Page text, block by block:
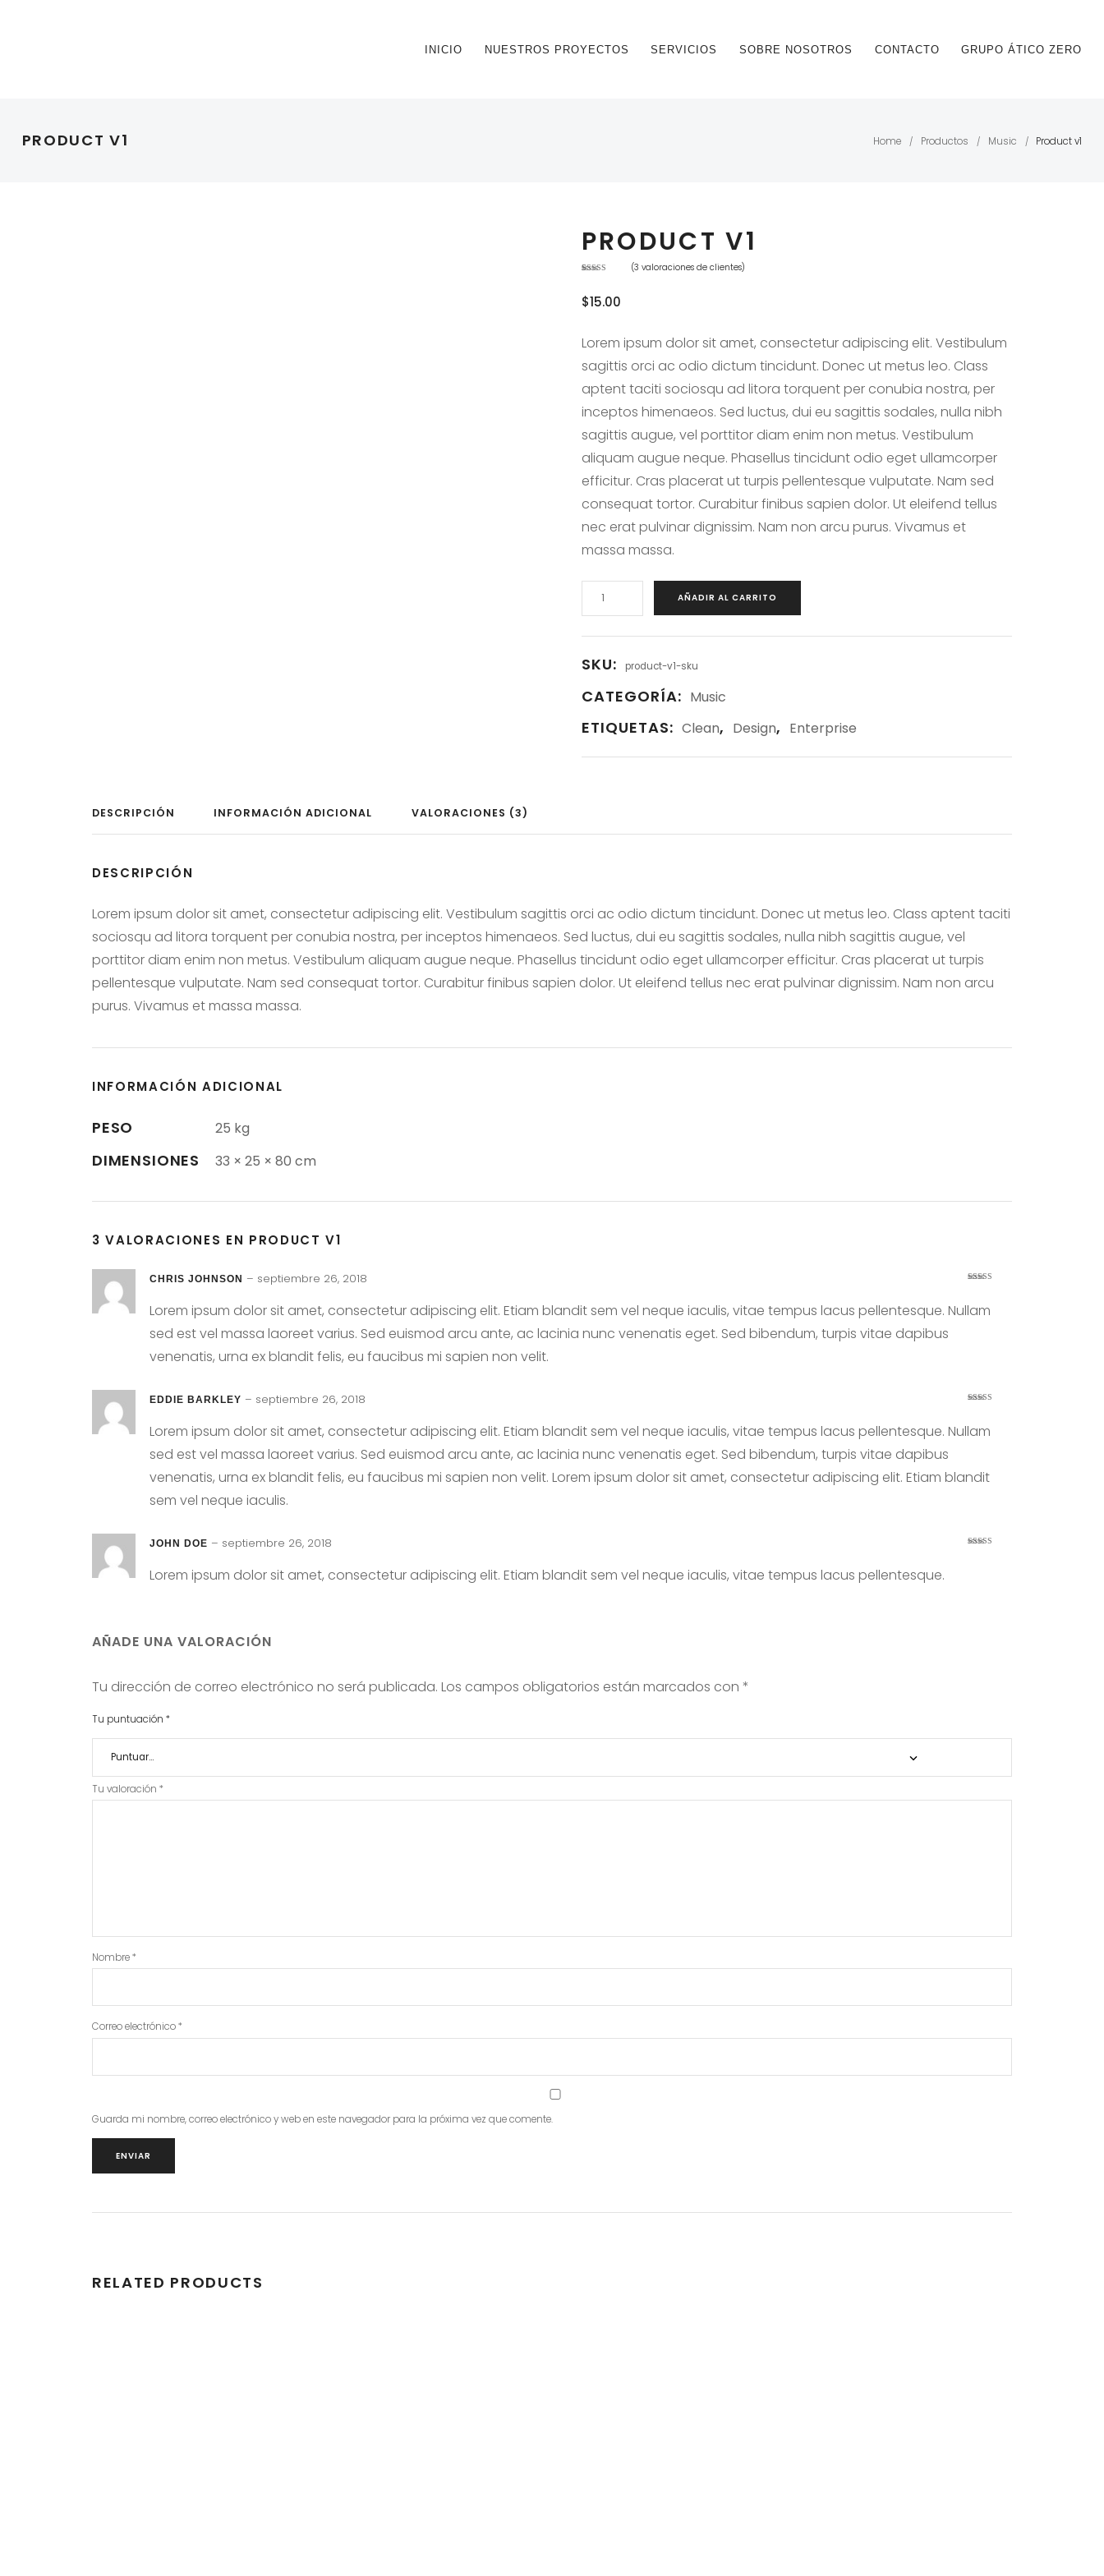
INICIO NUESTROS PROYECTOS SERVICIOS SOBRE NOSOTROS CONTACTO GRUPO ÁTICO ZERO
PRODUCT V1 Home / Productos / Music / Product v1
PRODUCT V1
de 5 en
base a
(3 valoraciones de clientes)
$15.00
Lorem ipsum dolor sit amet, consectetur adipiscing elit. Vestibulum
sagittis orci ac odio dictum tincidunt. Donec ut metus leo. Class
aptent taciti sociosqu ad litora torquent per conubia nostra, per
inceptos himenaeos. Sed luctus, dui eu sagittis sodales, nulla nibh
sagittis augue, vel porttitor diam enim non metus. Vestibulum
aliquam augue neque. Phasellus tincidunt odio eget ullamcorper
efficitur. Cras placerat ut turpis pellentesque vulputate. Nam sed
consequat tortor. Curabitur finibus sapien dolor. Ut eleifend tellus
nec erat pulvinar dignissim. Nam non arcu purus. Vivamus et
massa massa.
d
c
v
1
c
a
AÑADIR AL CARRITO
SKU: product-v1-sku
CATEGORÍA: Music
ETIQUETAS: Clean, Design, Enterprise
DESCRIPCIÓN INFORMACIÓN ADICIONAL VALORACIONES (3)
DESCRIPCIÓN
Lorem ipsum dolor sit amet, consectetur adipiscing elit. Vestibulum sagittis orci ac odio dictum tincidunt. Donec ut metus leo. Class aptent taciti
sociosqu ad litora torquent per conubia nostra, per inceptos himenaeos. Sed luctus, dui eu sagittis sodales, nulla nibh sagittis augue, vel
porttitor diam enim non metus. Vestibulum aliquam augue neque. Phasellus tincidunt odio eget ullamcorper efficitur. Cras placerat ut turpis
pellentesque vulputate. Nam sed consequat tortor. Curabitur finibus sapien dolor. Ut eleifend tellus nec erat pulvinar dignissim. Nam non arcu
purus. Vivamus et massa massa.
INFORMACIÓN ADICIONAL
PESO 25 kg
DIMENSIONES 33 × 25 × 80 cm
3 VALORACIONES EN PRODUCT V1
CHRIS JOHNSON – septiembre 26, 2018
Lorem ipsum dolor sit amet, consectetur adipiscing elit. Etiam blandit sem vel neque iaculis, vitae tempus lacus pellentesque. Nullam
sed est vel massa laoreet varius. Sed euismod arcu ante, ac lacinia nunc venenatis eget. Sed bibendum, turpis vitae dapibus
venenatis, urna ex blandit felis, eu faucibus mi sapien non velit.
EDDIE BARKLEY – septiembre 26, 2018
Lorem ipsum dolor sit amet, consectetur adipiscing elit. Etiam blandit sem vel neque iaculis, vitae tempus lacus pellentesque. Nullam
sed est vel massa laoreet varius. Sed euismod arcu ante, ac lacinia nunc venenatis eget. Sed bibendum, turpis vitae dapibus
venenatis, urna ex blandit felis, eu faucibus mi sapien non velit. Lorem ipsum dolor sit amet, consectetur adipiscing elit. Etiam blandit
sem vel neque iaculis.
JOHN DOE – septiembre 26, 2018
Lorem ipsum dolor sit amet, consectetur adipiscing elit. Etiam blandit sem vel neque iaculis, vitae tempus lacus pellentesque.
AÑADE UNA VALORACIÓN
Tu dirección de correo electrónico no será publicada. Los campos obligatorios están marcados con *
Tu puntuación *
Tu valoración *
Nombre*
Correo electrónico*
Guarda mi nombre, correo electrónico y web en este navegador para la próxima vez que comente.
RELATED PRODUCTS